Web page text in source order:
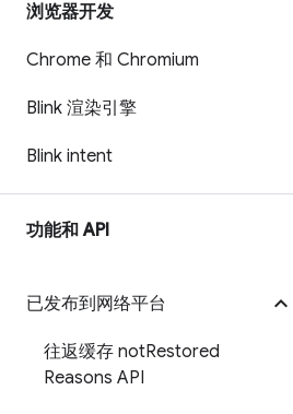
浏览器开发
Chrome 和 Chromium
Blink 渲染引擎
Blink intent
功能和 API
已发布到网络平台
往返缓存 notRestored
Reasons API